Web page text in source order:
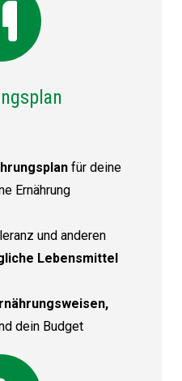
für deine
Ernährung
und anderen
Lebensmittel
dein Budget